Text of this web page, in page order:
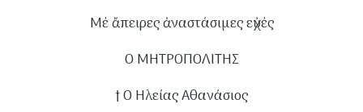
​Μέ ἄπειρες ἀναστάσιμες εὐχές
​Ο ΜΗΤΡΟΠΟΛΙΤΗΣ
† Ο Ηλείας Αθανάσιος